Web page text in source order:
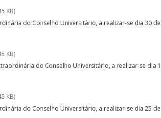
KB)
do Conselho Universitário, a realizar-se dia 30
KB)
do Conselho Universitário, a realizar-se dia
KB)
do Conselho Universitário, a realizar-se dia 25